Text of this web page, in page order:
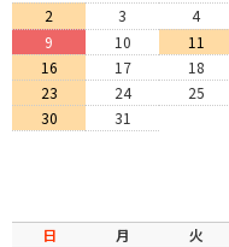
2
3 4
9
10 11
16
17 18
23
24 25
30
31
日 月 火